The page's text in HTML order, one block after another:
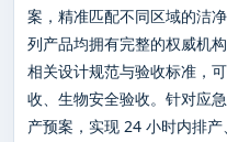
案，精准匹配不同区域的洁
列产品均拥有完整的权威机
相关设计规范与验收标准，
收、生物安全验收。针对应
产预案，实现 24 小时内排